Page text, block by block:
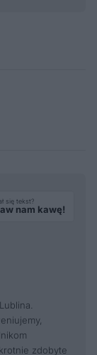
się tekst?
nam kawę!
zdobyte